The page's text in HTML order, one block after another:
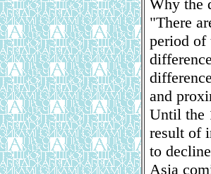
Why the
"There
period of
and
Until the
result of
to
Asia